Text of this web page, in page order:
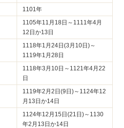
1101年
1105年11月18日～1111年4月
12日か13日
1118年1月24日(3月10日)～
1119年1月28日
1118年3月10日～1121年4月22
日
1119年2月2日(9日)～1124年12
月13日か14日
1124年12月15日(21日)～1130
年2月13日か14日